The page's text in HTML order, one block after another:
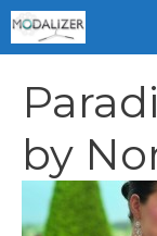
Vai
al
by